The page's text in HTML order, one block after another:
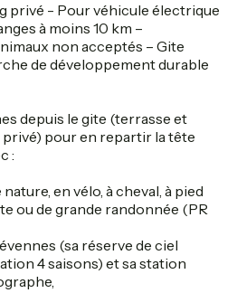
privé - Pour véhicule électrique
à moins 10 km –
non acceptés – Gite
de développement durable
depuis le gite (terrasse et
privé) pour en repartir la tête
:
en vélo, à cheval, à pied
ou de grande randonnée (PR
(sa réserve de ciel
4 saisons) et sa station